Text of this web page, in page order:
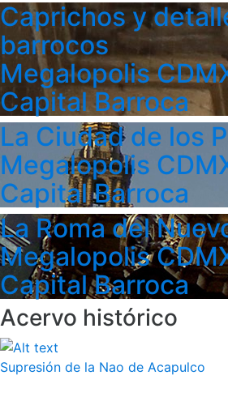
Caprichos y
barrocos
Megalopolis
Capital Barroca
La Ciudad de los
Megalopolis
Capital Barroca
La Roma del
Megalopolis
Capital Barroca
Acervo histórico
Supresión de la Nao de Acapulco